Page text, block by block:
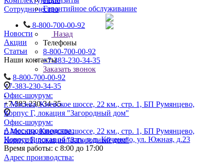
Гарантийное обслуживание
8-800-700-00-92
Назад
Телефоны
8-800-700-00-92
+7-383-230-34-35
Заказать звонок
Офис-шоурум:
г. Москва, Киевское шоссе, 22 км., стр. 1, БП Румянцево,
Корпус Г, локация "Загородный дом"
Адрес производства:
Новосибирская область, р.п. Коченево, ул. Южная, д.23
Время работы: с 8:00 до 17:00
Сотрудничество
Новости
Акции
Статьи
Наши контакты
8-800-700-00-92
+7-383-230-34-35
+7-383-230-34-35
Офис-шоурум:
г. Москва, Киевское шоссе, 22 км., стр. 1, БП Румянцево,
Корпус Г, локация "Загородный дом"
Адрес производства: